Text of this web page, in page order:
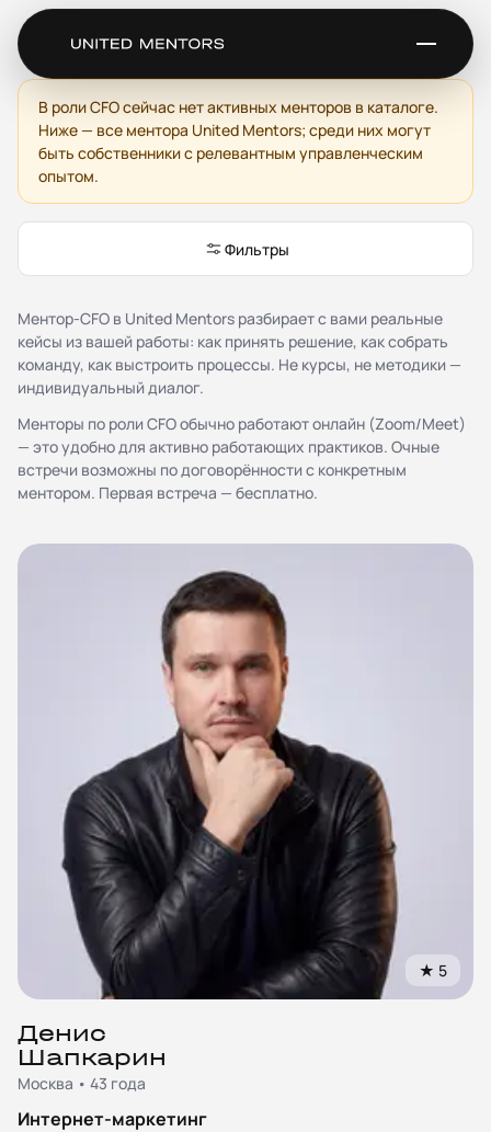
Ментор для CFO
В роли CFO сейчас нет активных менторов в каталоге.
Ниже — все ментора United Mentors; среди них могут
быть собственники с релевантным управленческим
опытом.
Фильтры
Ментор-CFO в United Mentors разбирает с вами реальные
кейсы из вашей работы: как принять решение, как собрать
команду, как выстроить процессы. Не курсы, не методики —
индивидуальный диалог.
Менторы по роли CFO обычно работают онлайн (Zoom/Meet)
— это удобно для активно работающих практиков. Очные
встречи возможны по договорённости с конкретным
ментором. Первая встреча — бесплатно.
★ 5
Денис
Шапкарин
Москва • 43 года
Интернет-маркетинг
Сервис
Каталог менторов
Благотворительность
Журнал
Документы
Публичная оферта
Соглашение о конфиденциальности (NDA)
Политика конфиденциальности и обработки
персональных данных
Правила работы